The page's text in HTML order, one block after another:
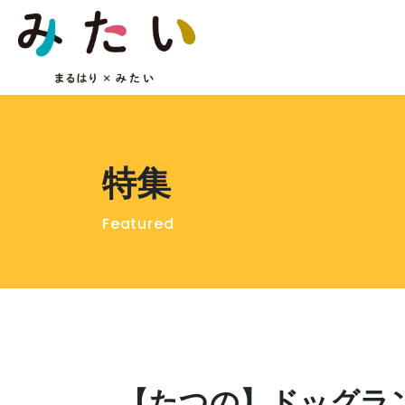
特集
Featured